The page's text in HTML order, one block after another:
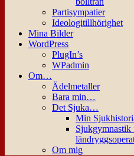
Partisympatier
Ideologitillhörighet
Mina Bilder
WordPress
PlugIn’s
WPadmin
Om…
Ädelmetaller
Bara min…
Det Sjuka…
Min
Sjukgymnastik
Om mig